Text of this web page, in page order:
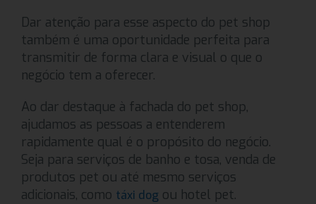
Dar atenção para esse aspecto do pet shop
também é uma oportunidade perfeita para
transmitir de forma clara e visual o que o
negócio tem a oferecer.
Ao dar destaque à fachada do pet shop,
ajudamos as pessoas a entenderem
rapidamente qual é o propósito do negócio.
Seja para serviços de banho e tosa, venda de
produtos pet ou até mesmo serviços
adicionais, como táxi dog ou hotel pet.